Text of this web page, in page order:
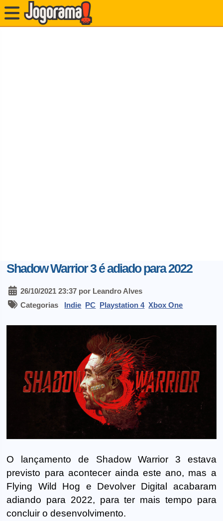
Shadow Warrior 3 é adiado para 2022
26/10/2021 23:37 por Leandro Alves
Categorias Indie PC Playstation 4 Xbox One
O lançamento de Shadow Warrior 3 estava
previsto para acontecer ainda este ano, mas a
Flying Wild Hog e Devolver Digital acabaram
adiando para 2022, para ter mais tempo para
concluir o desenvolvimento.